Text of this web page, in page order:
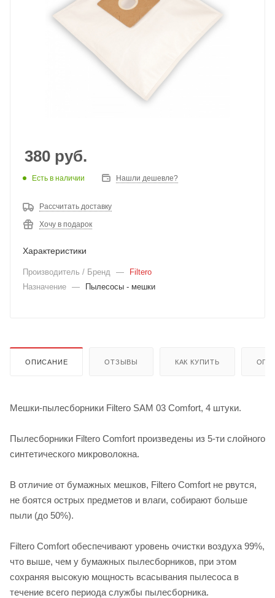
380 руб.
Есть в наличии Нашли дешевле?
Рассчитать доставку
Хочу в подарок
Характеристики
Производитель / Бренд —
Filtero
Назначение — Пылесосы - мешки
ОПИСАНИЕ ОТЗЫВЫ КАК КУПИТЬ
Мешки-пылесборники Filtero SAM 03 Comfort, 4 штуки.
Пылесборники Filtero Comfort произведены из 5-ти слойного
синтетического микроволокна.
В отличие от бумажных мешков, Filtero Comfort не рвутся,
не боятся острых предметов и влаги, собирают больше
пыли (до 50%).
Filtero Comfort обеспечивают уровень очистки воздуха 99%,
что выше, чем у бумажных пылесборников, при этом
сохраняя высокую мощность всасывания пылесоса в
течение всего периода службы пылесборника.